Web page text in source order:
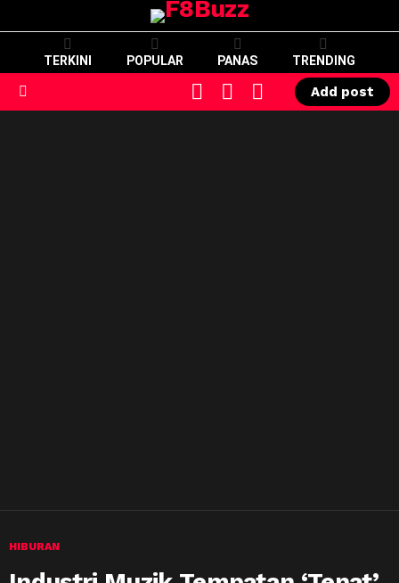
TERKINI POPULAR PANAS TRENDING
SWITCH
SKIN
CART LOGIN
Add post
HIBURAN